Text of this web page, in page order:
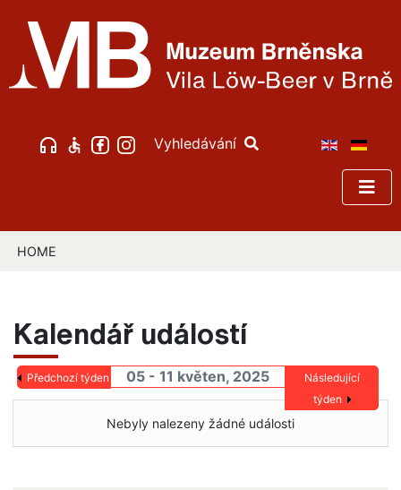
Vyhledávání
HOME
Kalendář událostí
Předchozí týden 05 - 11 květen, 2025
Následující
týden
Nebyly nalezeny žádné události